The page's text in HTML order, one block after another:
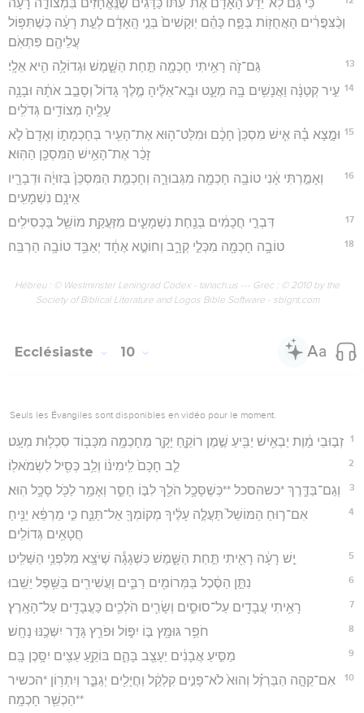
כִּ֡י גַּם֩ לֹֽא־יֵדַ֨ע הָאָדָ֜ם אֶת־עִתּ֗וֹ כַּדָּגִים֙ שֶׁנֶּֽאֱחָזִים֙ בִּמְצוֹדָ֣ה רָעָ֔ה
וְכַ֨צִּפֳּרִ֔ים הָאֲחֻז֖וֹת בַּפָּ֑ח כָּהֵ֗ם יֽוּקָשִׁים֙ בְּנֵ֣י הָֽאָדָ֔ם לְעֵ֣ת רָעָ֔ה כְּשֶׁתִּפּ֥וֹל
עֲלֵיהֶ֖ם פִּתְאֹֽם׃
13 גַּם־זֹ֛ה רָאִ֥יתִי חָכְמָ֖ה תַּ֣חַת הַשָּׁ֑מֶשׁ וּגְדוֹלָ֥ה הִ֖יא אֵלָֽי׃
14 עִ֣יר קְטַנָּ֔ה וַאֲנָשִׁ֥ים בָּ֖הּ מְעָ֑ט וּבָֽא־אֵלֶ֜יהָ מֶ֤לֶךְ גָּדוֹל֙ וְסָבַ֣ב אֹתָ֔הּ וּבָנָ֥ה
עָלֶ֖יהָ מְצוֹדִ֥ים גְּדֹלִֽים׃
15 וּמָ֣צָא בָ֗הּ אִ֤ישׁ מִסְכֵּן֙ חָכָ֔ם וּמִלַּט־ה֥וּא אֶת־הָעִ֖יר בְּחָכְמָת֑וֹ וְאָדָם֙ לֹ֣א
זָכַ֔ר אֶת־הָאִ֥ישׁ הַמִּסְכֵּ֖ן הַהּֽוּא׃
16
וְאָמַ֣רְתִּי אָ֔נִי טוֹבָ֥ה חָכְמָ֖ה מִגְּבוּרָ֑ה וְחָכְמַ֤ת הַמִּסְכֵּן֙ בְּזוּיָ֔ה וּדְבָרָ֖יו
אֵינָ֥ם נִשְׁמָעִֽים׃
17 דִּבְרֵ֣י חֲכָמִ֔ים בְּנַ֖חַת נִשְׁמָעִ֑ים מִזַּעֲקַ֥ת מוֹשֵׁ֖ל בַּכְּסִילִֽים׃
18 טוֹבָ֥ה חָכְמָ֖ה מִכְּלֵ֣י קְרָ֑ב וְחוֹטֶ֣א אֶחָ֔ד יְאַבֵּ֥ד טוֹבָ֥ה הַרְבֵּֽה׃
Hébreu : © Westminster Leningrad Codex - tanach.us --- Grec : © 2010 by the
Society of Biblical Literature and Logos Bible Software - sblgnt.com
Ecclésiaste 10
Seuls les Évangiles sont disponibles en vidéo pour le moment.
1 זְב֣וּבֵי מָ֔וֶת יַבְאִ֥ישׁ יַבִּ֖יעַ שֶׁ֣מֶן רוֹקֵ֑חַ יָקָ֛ר מֵחָכְמָ֥ה מִכָּב֖וֹד סִכְל֥וּת מְעָֽט׃
2 לֵ֤ב חָכָם֙ לִֽימִינ֔וֹ וְלֵ֥ב כְּסִ֖יל לִשְׂמֹאלֽוֹ׃
3 וְגַם־בַּדֶּ֛רֶךְ *כשהסכל **כְּשֶׁסָּכָ֥ל הֹלֵ֖ךְ לִבּ֣וֹ חָסֵ֑ר וְאָמַ֥ר לַכֹּ֖ל סָכָ֥ל הֽוּא׃
4
אִם־ר֤וּחַ הַמּוֹשֵׁל֙ תַּעֲלֶ֣ה עָלֶ֔יךָ מְקוֹמְךָ֖ אַל־תַּנַּ֑ח כִּ֣י מַרְפֵּ֔א יַנִּ֖יחַ
חֲטָאִ֥ים גְּדוֹלִֽים׃
5 יֵ֣שׁ רָעָ֔ה רָאִ֖יתִי תַּ֣חַת הַשָּׁ֑מֶשׁ כִּשְׁגָגָ֕ה שֶׁיֹּצָ֖א מִלִּפְנֵ֥י הַשַּׁלִּֽיט׃
6 נִתַּ֣ן הַסֶּ֔כֶל בַּמְּרוֹמִ֖ים רַבִּ֑ים וַעֲשִׁירִ֖ים בַּשֵּׁ֥פֶל יֵשֵֽׁבוּ׃
7 רָאִ֥יתִי עֲבָדִ֖ים עַל־סוּסִ֑ים וְשָׂרִ֛ים הֹלְכִ֥ים כַּעֲבָדִ֖ים עַל־הָאָֽרֶץ׃
8 חֹפֵ֥ר גּוּמָּ֖ץ בּ֣וֹ יִפּ֑וֹל וּפֹרֵ֥ץ גָּדֵ֖ר יִשְּׁכֶ֥נּוּ נָחָֽשׁ׃
9 מַסִּ֣יעַ אֲבָנִ֔ים יֵעָצֵ֖ב בָּהֶ֑ם בּוֹקֵ֥עַ עֵצִ֖ים יִסָּ֥כֶן בָּֽם׃
10
אִם־קֵהָ֣ה הַבַּרְזֶ֗ל וְהוּא֙ לֹא־פָנִ֣ים קִלְקַ֔ל וַחֲיָלִ֖ים יְגַבֵּ֑ר וְיִתְר֥וֹן *הכשיר
**הַכְשֵׁ֖ר חָכְמָֽה׃